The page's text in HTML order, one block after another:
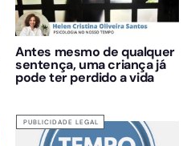
Antes mesmo de qualquer
sentença, uma criança já
pode ter perdido a vida
PUBLICIDADE LEGAL